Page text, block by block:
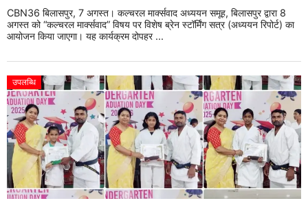
CBN36 बिलासपुर, 7 अगस्त। कल्चरल मार्क्सवाद अध्ययन समूह, बिलासपुर द्वारा 8
अगस्त को “कल्चरल मार्क्सवाद” विषय पर विशेष ब्रेन स्टॉर्मिंग सत्र (अध्ययन रिपोर्ट) का
आयोजन किया जाएगा। यह कार्यक्रम दोपहर ...
उपलब्धि